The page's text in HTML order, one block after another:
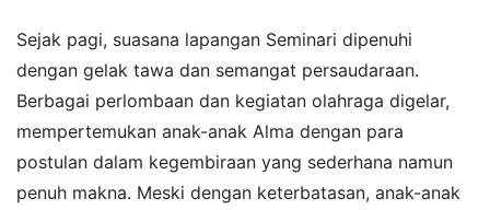
Sejak pagi, suasana lapangan Seminari dipenuhi
dengan gelak tawa dan semangat persaudaraan.
Berbagai perlombaan dan kegiatan olahraga digelar,
mempertemukan anak-anak Alma dengan para
postulan dalam kegembiraan yang sederhana namun
penuh makna. Meski dengan keterbatasan, anak-anak